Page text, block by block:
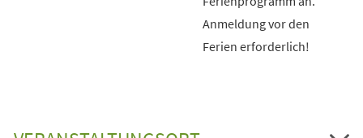
Anmeldung vor den
Ferien erforderlich!